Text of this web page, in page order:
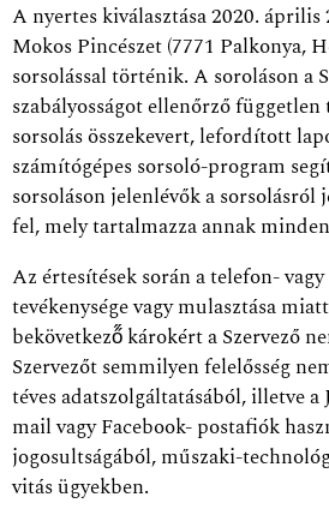
A nyertes kiválasztása 2020.
Mokos Pincészet (7771 Palkonya,
sorsolással történik. A soroláson a
szabályosságot ellenőrző
sorsolás összekevert, lefordított
számítógépes sorsoló-program
sorsoláson jelenlévők a sorsolásról
fel, mely tartalmazza annak
Az értesítések során a telefon-
tevékenysége vagy mulasztása
bekövetkező̋ károkért a Szervező
Szervezőt semmilyen felelősség
téves adatszolgáltatásából, illetve a
mail vagy Facebook- postafiók
jogosultságából, műszaki-
vitás ügyekben.